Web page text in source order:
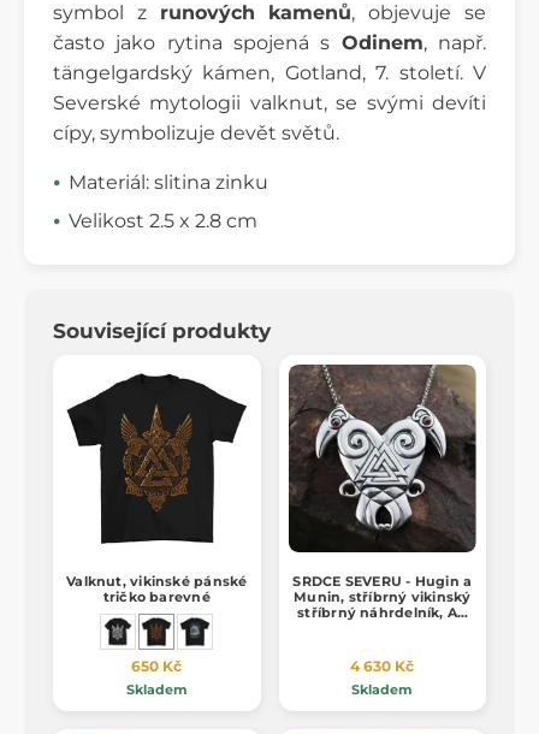
symbol z runových kamenů, objevuje se
často jako rytina spojená s Odinem, např.
tängelgardský kámen, Gotland, 7. století. V
Severské mytologii valknut, se svými devíti
cípy, symbolizuje devět světů.
Materiál: slitina zinku
Velikost 2.5 x 2.8 cm
Související produkty
Valknut, vikinské pánské
tričko barevné
650 Kč
Skladem
SRDCE SEVERU - Hugin a
Munin, stříbrný vikinský
stříbrný náhrdelník, Ag
4 630 Kč
Skladem